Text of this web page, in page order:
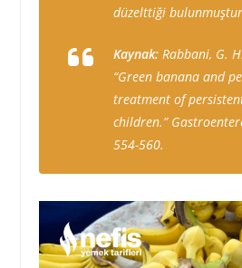
düzelttiği
Kaynak:Rabbani, G.
“Green banana and
treatment of
children.”
554-560.